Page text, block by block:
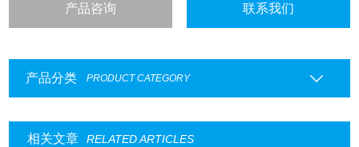
产品咨询 联系我们
产品分类 PRODUCT CATEGORY
相关文章 RELATED ARTICLES